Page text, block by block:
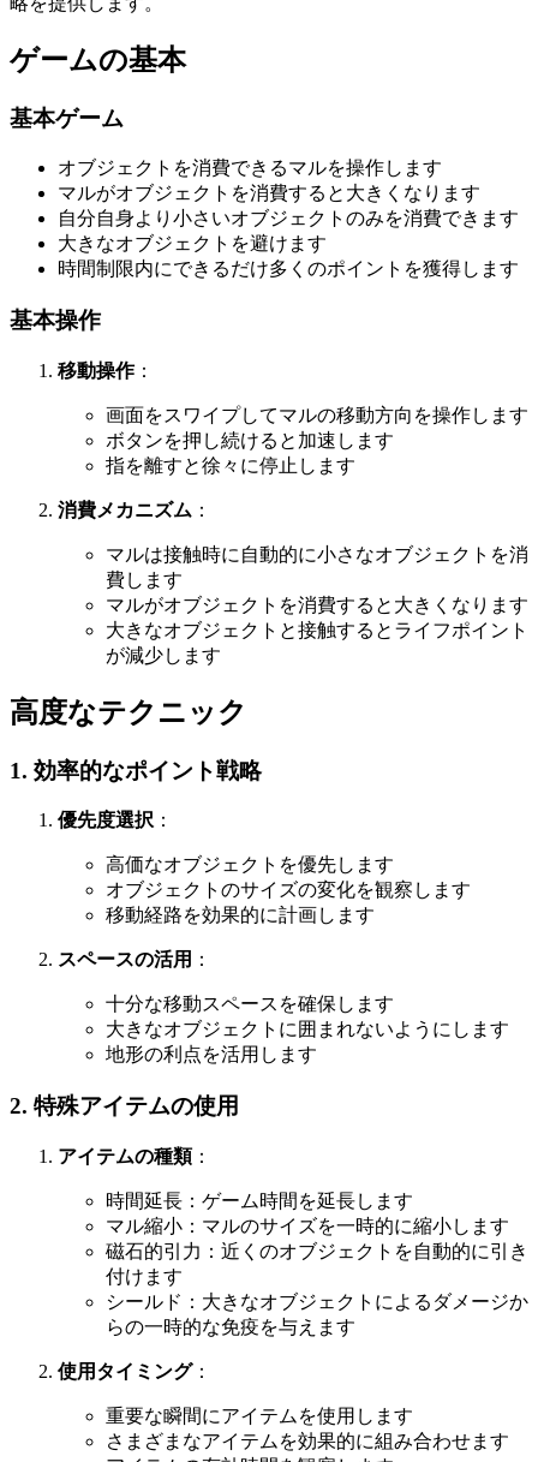
ゲームの基本
基本ゲーム
オブジェクトを消費できるマルを操作します
マルがオブジェクトを消費すると大きくなります
自分自身より小さいオブジェクトのみを消費できます
大きなオブジェクトを避けます
時間制限内にできるだけ多くのポイントを獲得します
基本操作
移動操作：
画面をスワイプしてマルの移動方向を操作します
ボタンを押し続けると加速します
指を離すと徐々に停止します
消費メカニズム ：
マルは接触時に自動的に小さなオブジェクトを消
費します
マルがオブジェクトを消費すると大きくなります
大きなオブジェクトと接触するとライフポイント
が減少します
高度なテクニック
1. 効率的なポイント戦略
優先度選択 ：
高価なオブジェクトを優先します
オブジェクトのサイズの変化を観察します
移動経路を効果的に計画します
スペースの活用 ：
十分な移動スペースを確保します
大きなオブジェクトに囲まれないようにします
地形の利点を活用します
2. 特殊アイテムの使用
アイテムの種類：
時間延長：ゲーム時間を延長します
マル縮小：マルのサイズを一時的に縮小します
磁石的引力：近くのオブジェクトを自動的に引き
付けます
シールド：大きなオブジェクトによるダメージか
らの一時的な免疫を与えます
使用タイミング：
重要な瞬間にアイテムを使用します
さまざまなアイテムを効果的に組み合わせます